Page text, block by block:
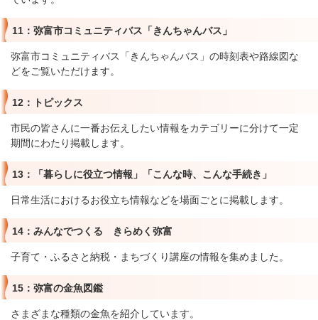
11：弥富市コミュニティバス「きんちゃんバス」
弥富市コミュニティバス「きんちゃんバス」の時刻表や路線図な
どをご覧いただけます。
12：トピックス
市民の皆さんに一番お伝えしたい情報をカテゴリーに分けて一定
期間にわたり掲載します。
13：「暮らしに役立つ情報」「こんな時、こんな手続き」
日常生活におけるお役立ち情報などを場面ごとに掲載します。
14：みんなでつくる きらめく弥富
子育て・ふるさと納税・まちづくり講座の情報を集めました。
15：弥富の金魚図鑑
さまざまな種類の金魚を紹介しています。